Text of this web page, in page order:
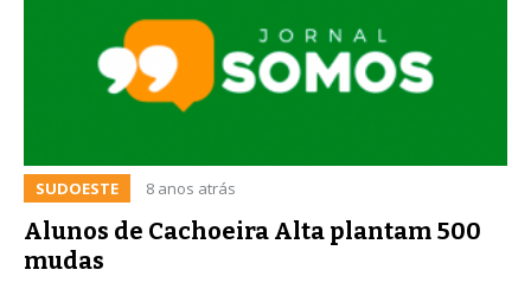
SUDOESTE 8 anos atrás
Alunos de Cachoeira Alta plantam 500
mudas